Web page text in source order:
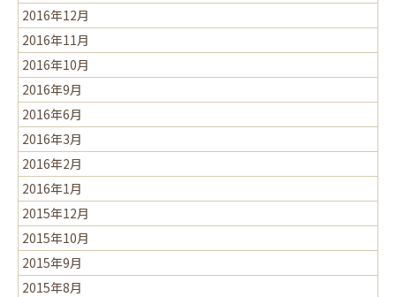
2016年12月
2016年11月
2016年10月
2016年9月
2016年6月
2016年3月
2016年2月
2016年1月
2015年12月
2015年10月
2015年9月
2015年8月